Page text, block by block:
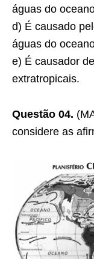
águas do
d) É causado
águas do
e) É causador
extratropicais.
Questão 04.
considere as